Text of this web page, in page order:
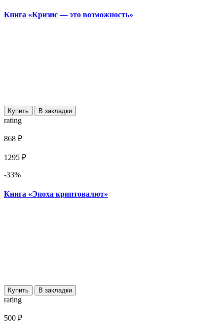
Книга «Кризис — это возможность»
Купить В закладки
rating
868 ₽
1295 ₽
-33%
Книга «Эпоха криптовалют»
Купить В закладки
rating
500 ₽